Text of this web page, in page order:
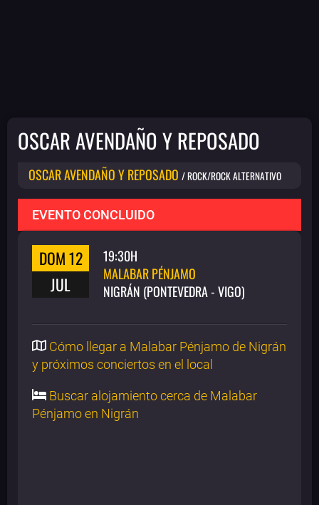
OSCAR AVENDAÑO Y REPOSADO
OSCAR AVENDAÑO Y REPOSADO / ROCK/ROCK ALTERNATIVO
EVENTO CONCLUIDO
DOM 12
JUL
19:30H
MALABAR PÉNJAMO
NIGRÁN (PONTEVEDRA - VIGO)
Cómo llegar a Malabar Pénjamo de Nigrán
y próximos conciertos en el local
Buscar alojamiento cerca de Malabar
Pénjamo en Nigrán